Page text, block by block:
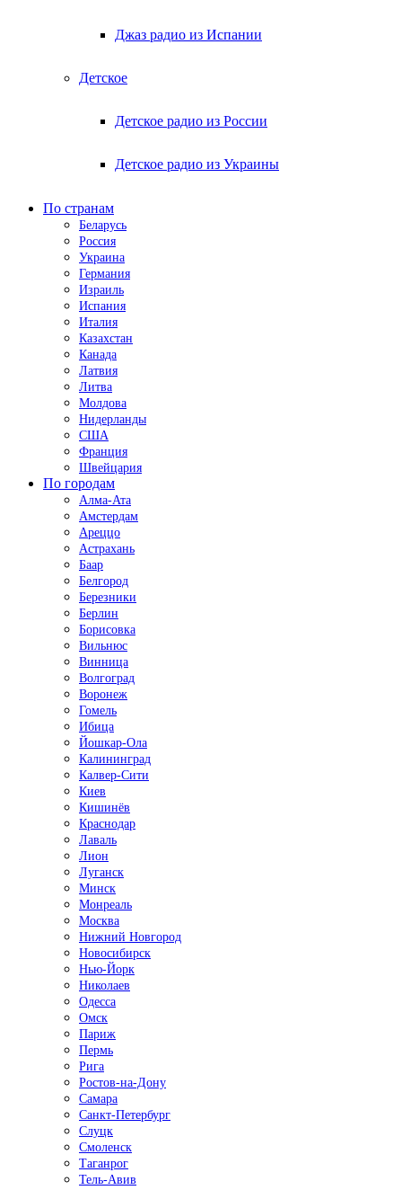
Джаз радио из Испании
Детское
Детское радио из России
Детское радио из Украины
По странам
Беларусь
Россия
Украина
Германия
Израиль
Испания
Италия
Казахстан
Канада
Латвия
Литва
Молдова
Нидерланды
США
Франция
Швейцария
По городам
Алма-Ата
Амстердам
Ареццо
Астрахань
Баар
Белгород
Березники
Берлин
Борисовка
Вильнюс
Винница
Волгоград
Воронеж
Гомель
Ибица
Йошкар-Ола
Калининград
Калвер-Сити
Киев
Кишинёв
Краснодар
Лаваль
Лион
Луганск
Минск
Монреаль
Москва
Нижний Новгород
Новосибирск
Нью-Йорк
Николаев
Одесса
Омск
Париж
Пермь
Рига
Ростов-на-Дону
Самара
Санкт-Петербург
Слуцк
Смоленск
Таганрог
Тель-Авив